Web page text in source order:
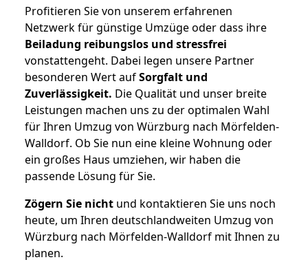
Profitieren Sie von unserem erfahrenen
Netzwerk für günstige Umzüge oder dass ihre
Beiladung reibungslos und stressfrei
vonstattengeht. Dabei legen unsere Partner
besonderen Wert aufSorgfalt und
Zuverlässigkeit. Die Qualität und unser breite
Leistungen machen uns zu der optimalen Wahl
für Ihren Umzug von Würzburg nach Mörfelden-
Walldorf. Ob Sie nun eine kleine Wohnung oder
ein großes Haus umziehen, wir haben die
passende Lösung für Sie.
Zögern Sie nicht und kontaktieren Sie uns noch
heute, um Ihren deutschlandweiten Umzug von
Würzburg nach Mörfelden-Walldorf mit Ihnen zu
planen.